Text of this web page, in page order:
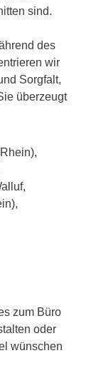
sind.
des
wir
Sorgfalt,
überzeugt
zum Büro
oder
wünschen